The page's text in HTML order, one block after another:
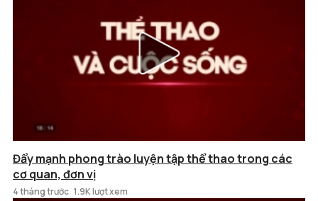
Đẩy mạnh phong trào luyện tập thể thao trong các
cơ quan, đơn vị
4 tháng trước 1.9K lượt xem